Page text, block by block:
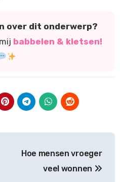
over dit onderwerp?
babbelen & kletsen!
Hoe mensen vroeger
veel wonnen